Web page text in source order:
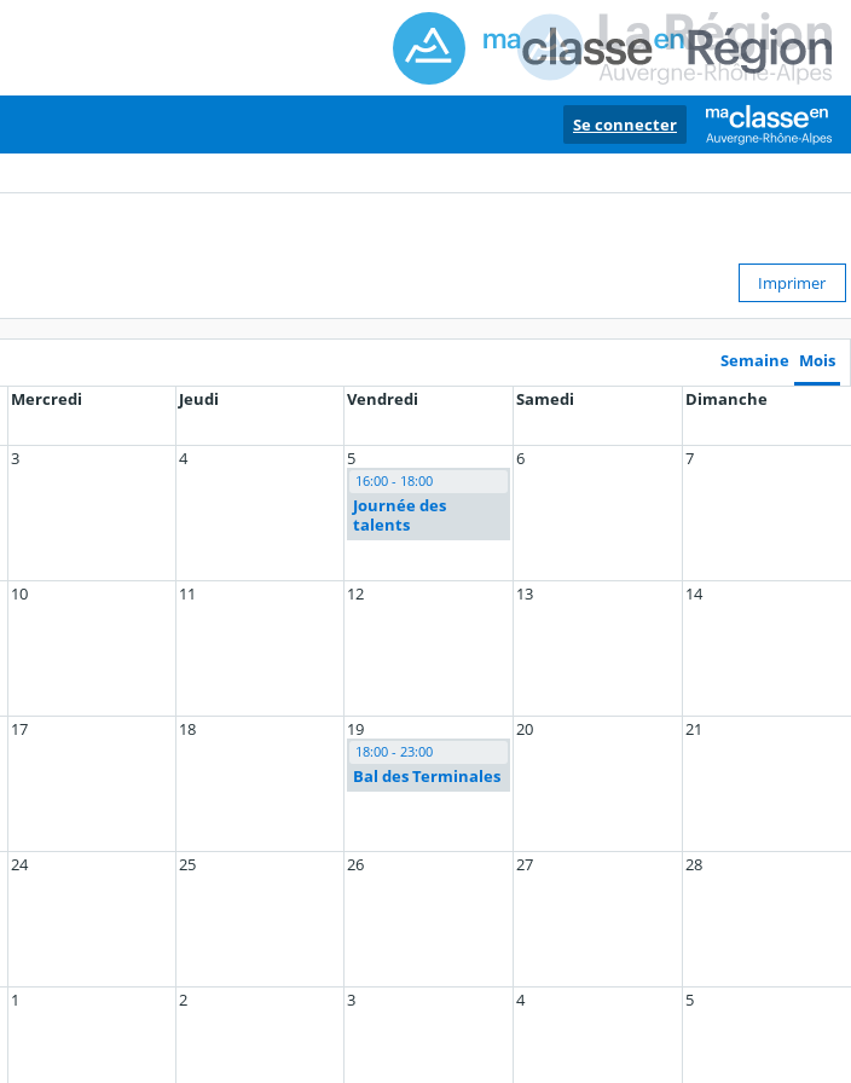
Se connecter
Imprimer
Semaine Mois
Mercredi Jeudi Vendredi Samedi Dimanche
3 4 5
16:00 - 18:00
Journée des
talents
6 7
10 11 12 13 14
17 18 19
18:00 - 23:00
Bal des Terminales
20 21
24 25 26 27 28
1 2 3 4 5